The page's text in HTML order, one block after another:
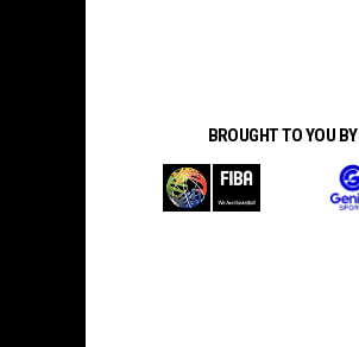
BROUGHT TO YOU BY